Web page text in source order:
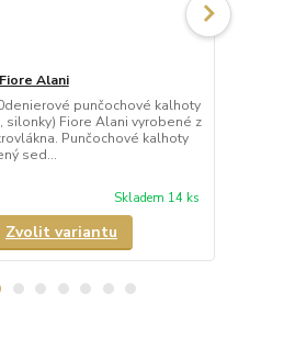
Alani
punčochové kalhoty
silonky) Fiore Alani vyrobené z
Punčochové kalhoty
sed...
Skladem 14 ks
Zvolit variantu